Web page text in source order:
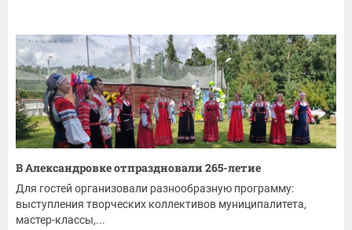
В Александровке отпраздновали 265-летие
Для гостей организовали разнообразную программу:
выступления творческих коллективов муниципалитета,
мастер-классы,...